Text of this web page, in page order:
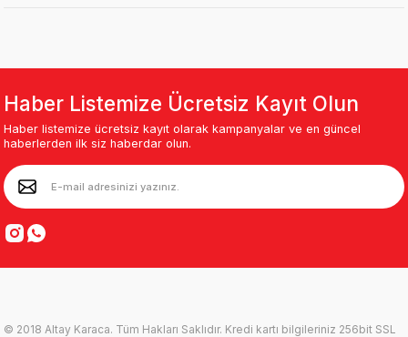
Haber Listemize Ücretsiz Kayıt Olun
Haber listemize ücretsiz kayıt olarak kampanyalar ve en güncel
haberlerden ilk siz haberdar olun.
© 2018 Altay Karaca. Tüm Hakları Saklıdır. Kredi kartı bilgileriniz 256bit SSL